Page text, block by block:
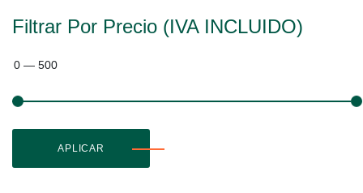
Filtrar Por Precio (IVA INCLUIDO)
0 — 500
APLICAR